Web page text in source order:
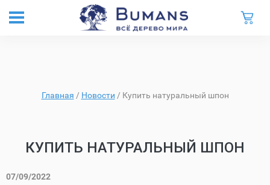
Главная / Новости / Купить натуральный шпон
КУПИТЬ НАТУРАЛЬНЫЙ ШПОН
07/09/2022